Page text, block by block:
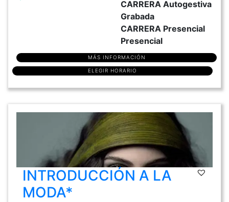
CARRERA Autogestiva
Grabada
CARRERA Presencial
Presencial
MÁS INFORMACIÓN
ELEGIR HORARIO
INTRODUCCIÓN A LA
MODA*